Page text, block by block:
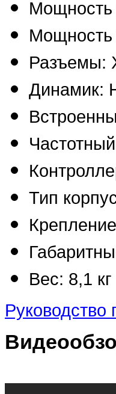
Мощность
Мощность
Разъемы:
Динамик:
Тип
Вес: 8,1 кг
Руководство